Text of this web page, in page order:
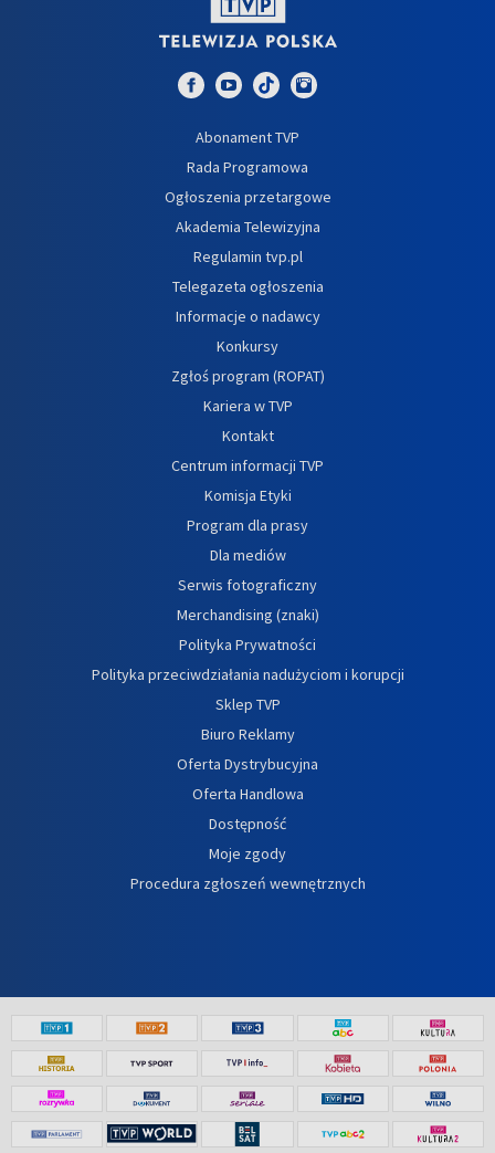
Abonament TVP
Rada Programowa
Ogłoszenia przetargowe
Akademia Telewizyjna
Regulamin tvp.pl
Telegazeta ogłoszenia
Informacje o nadawcy
Konkursy
Zgłoś program (ROPAT)
Kariera w TVP
Kontakt
Centrum informacji TVP
Komisja Etyki
Program dla prasy
Dla mediów
Serwis fotograficzny
Merchandising (znaki)
Polityka Prywatności
Polityka przeciwdziałania nadużyciom i korupcji
Sklep TVP
Biuro Reklamy
Oferta Dystrybucyjna
Oferta Handlowa
Dostępność
Moje zgody
Procedura zgłoszeń wewnętrznych